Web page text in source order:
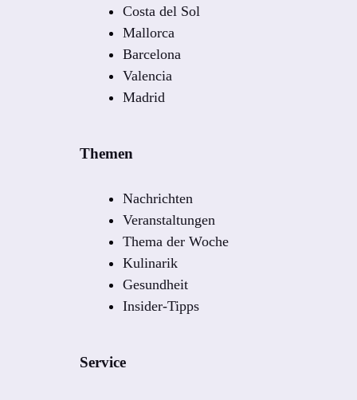
Costa del Sol
Mallorca
Barcelona
Valencia
Madrid
Themen
Nachrichten
Veranstaltungen
Thema der Woche
Kulinarik
Gesundheit
Insider-Tipps
Service